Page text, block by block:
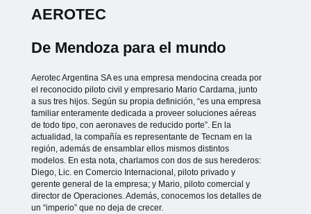
AEROTEC
De Mendoza para el mundo
Aerotec Argentina SA es una empresa mendocina creada por
el reconocido piloto civil y empresario Mario Cardama, junto
a sus tres hijos. Según su propia definición, “es una empresa
familiar enteramente dedicada a proveer soluciones aéreas
de todo tipo, con aeronaves de reducido porte”. En la
actualidad, la compañía es representante de Tecnam en la
región, además de ensamblar ellos mismos distintos
modelos. En esta nota, charlamos con dos de sus herederos:
Diego, Lic. en Comercio Internacional, piloto privado y
gerente general de la empresa; y Mario, piloto comercial y
director de Operaciones. Además, conocemos los detalles de
un “imperio” que no deja de crecer.